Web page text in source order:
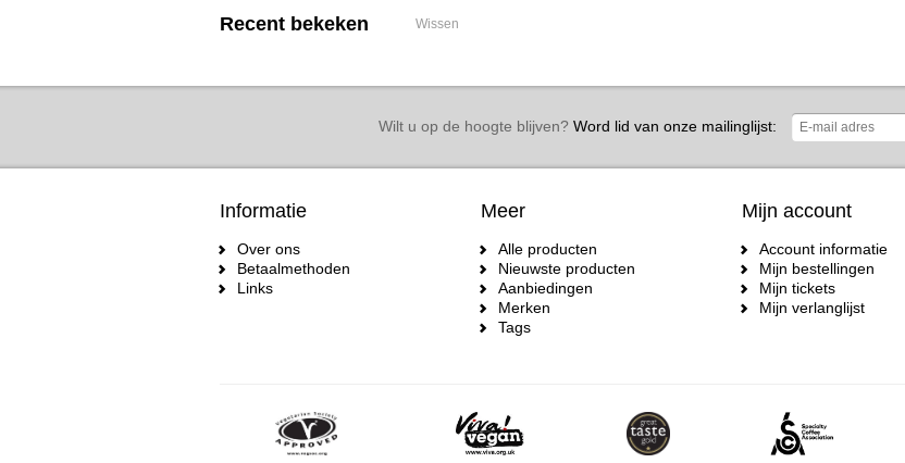
Recent bekeken Wissen
Wilt u op de hoogte blijven?Word lid van onze mailinglijst:
Informatie
Over ons
Betaalmethoden
Links
Meer
Alle producten
Nieuwste producten
Aanbiedingen
Merken
Tags
Mijn account
Account informatie
Mijn bestellingen
Mijn tickets
Mijn verlanglijst